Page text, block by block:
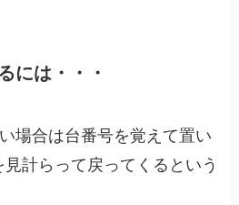
には・・・
場合は台番号を覚えて置い
計らって戻ってくるという